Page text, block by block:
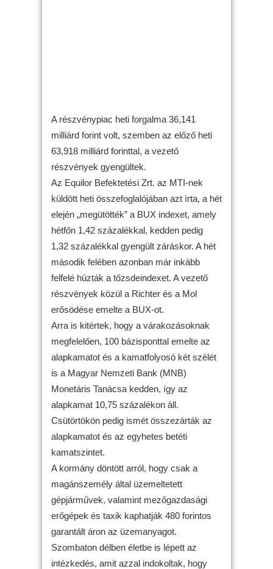
A részvénypiac heti forgalma 36,141
milliárd forint volt, szemben az előző heti
63,918 milliárd forinttal, a vezető
részvények gyengültek.
Az Equilor Befektetési Zrt. az MTI-nek
küldött heti összefoglalójában azt írta, a hét
elején „megütötték” a BUX indexet, amely
hétfőn 1,42 százalékkal, kedden pedig
1,32 százalékkal gyengült záráskor. A hét
második felében azonban már inkább
felfelé húzták a tőzsdeindexet. A vezető
részvények közül a Richter és a Mol
erősödése emelte a BUX-ot.
Arra is kitértek, hogy a várakozásoknak
megfelelően, 100 bázisponttal emelte az
alapkamatot és a kamatfolyosó két szélét
is a Magyar Nemzeti Bank (MNB)
Monetáris Tanácsa kedden, így az
alapkamat 10,75 százalékon áll.
Csütörtökön pedig ismét összezárták az
alapkamatot és az egyhetes betéti
kamatszintet.
A kormány döntött arról, hogy csak a
magánszemély által üzemeltetett
gépjárművek, valamint mezőgazdasági
erőgépek és taxik kaphatják 480 forintos
garantált áron az üzemanyagot.
Szombaton délben életbe is lépett az
intézkedés, amit azzal indokoltak, hogy